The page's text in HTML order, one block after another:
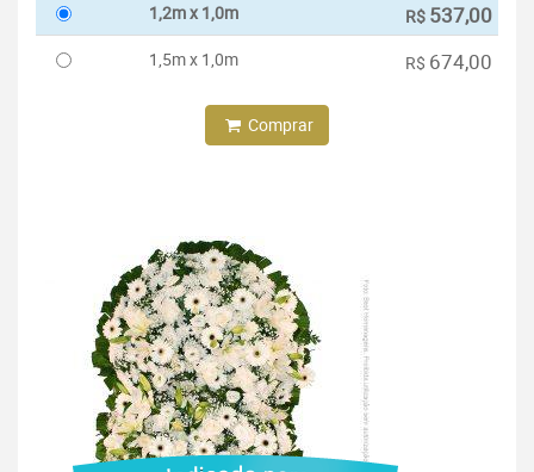
1,2m x 1,0m R$ 537,00
1,5m x 1,0m R$ 674,00
Comprar